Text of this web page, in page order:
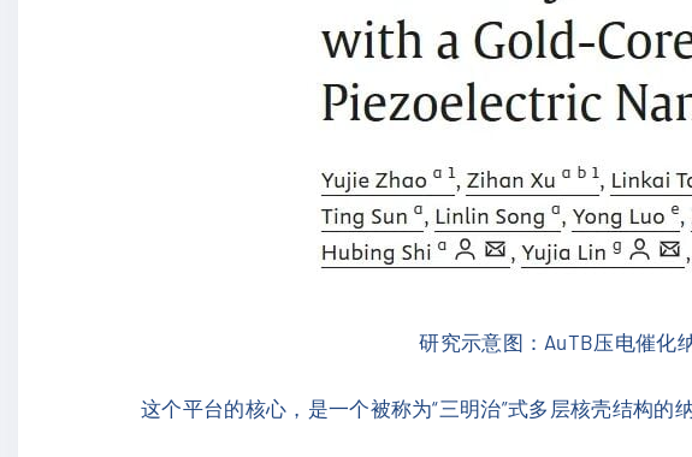
研究示意图：AuTB压电催化
这个平台的核心，是一个被称为“三明治”式多层核壳结构的